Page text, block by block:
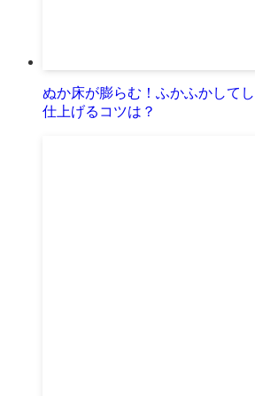
ぬか床が膨らむ！ふかふかして
仕上げるコツは？